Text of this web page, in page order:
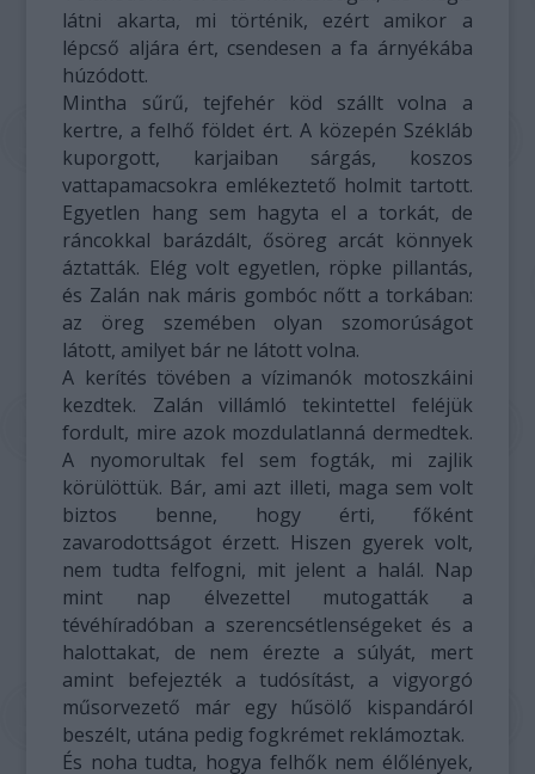
látni akarta, mi történik, ezért amikor a
lépcső aljára ért, csendesen a fa árnyékába
húzódott.
Mintha sűrű, tejfehér köd szállt volna a
kertre, a felhő földet ért. A közepén Székláb
kuporgott, karjaiban sárgás, koszos
vattapamacsokra emlékeztető holmit tartott.
Egyetlen hang sem hagyta el a torkát, de
ráncokkal barázdált, ősöreg arcát könnyek
áztatták. Elég volt egyetlen, röpke pillantás,
és Zalán nak máris gombóc nőtt a torkában:
az öreg szemében olyan szomorúságot
látott, amilyet bár ne látott volna.
A kerítés tövében a vízimanók motoszkáini
kezdtek. Zalán villámló tekintettel feléjük
fordult, mire azok mozdulatlanná dermedtek.
A nyomorultak fel sem fogták, mi zajlik
körülöttük. Bár, ami azt illeti, maga sem volt
biztos benne, hogy érti, főként
zavarodottságot érzett. Hiszen gyerek volt,
nem tudta felfogni, mit jelent a halál. Nap
mint nap élvezettel mutogatták a
tévéhíradóban a szerencsétlenségeket és a
halottakat, de nem érezte a súlyát, mert
amint befejezték a tudósítást, a vigyorgó
műsorvezető már egy hűsölő kispandáról
beszélt, utána pedig fogkrémet reklámoztak.
És noha tudta, hogya felhők nem élőlények,